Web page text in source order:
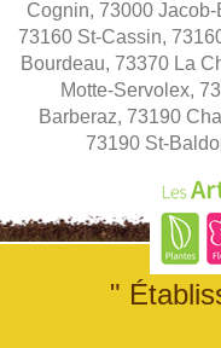
Cognin, 73000
73160 St-Cassin,
Bourdeau, 73370 La
Motte-Servolex,
Barberaz, 73190
73190 St-
"